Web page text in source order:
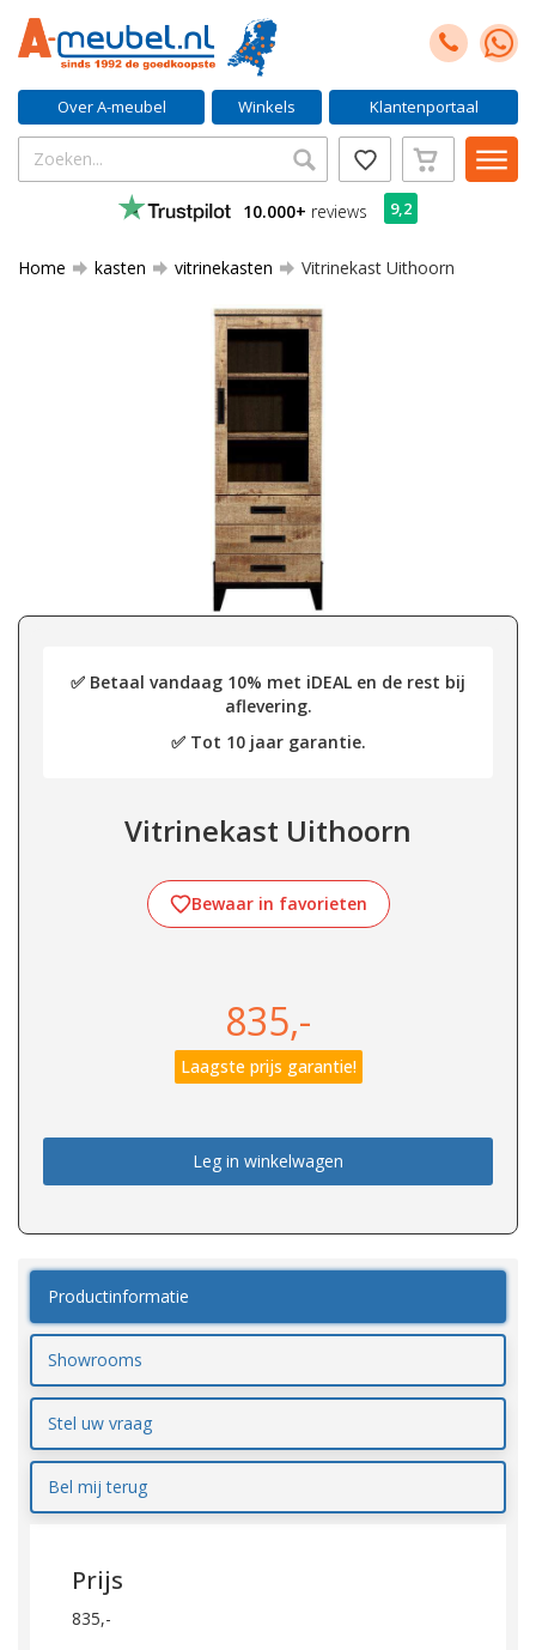
Over A-meubel Winkels Klantenportaal
10.000+ reviews 9,2
Home kasten vitrinekasten Vitrinekast Uithoorn
✅ Betaal vandaag 10% met iDEAL en de rest bij
aflevering.
✅ Tot 10 jaar garantie.
Vitrinekast Uithoorn
Bewaar in favorieten
835,-
Laagste prijs garantie!
Leg in winkelwagen
Productinformatie
Showrooms
Stel uw vraag
Bel mij terug
Prijs
835,-